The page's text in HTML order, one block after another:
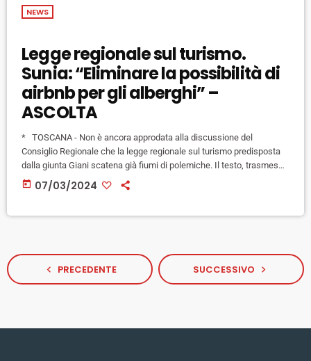
NEWS
Legge regionale sul turismo.
Sunia: “Eliminare la possibilità di
airbnb per gli alberghi” –
ASCOLTA
* TOSCANA - Non è ancora approdata alla discussione del
Consiglio Regionale che la legge regionale sul turismo predisposta
dalla giunta Giani scatena già fiumi di polemiche. Il testo, trasmesso
nei giorni scorsi in commissione, tra le altre cose disegna una
"norma cornice" che permetterà ai Comuni, in alcune zone, di limitare
today 07/03/2024
navigate_before PRECEDENTE SUCCESSIVO navigate_next